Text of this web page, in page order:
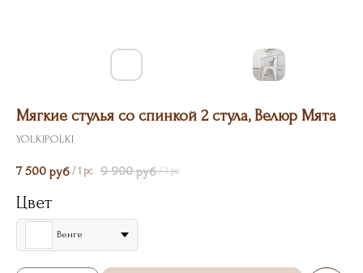
Мягкие стулья со спинкой 2 стула, Велюр Мята
YOLKIPOLKI
7 500 руб / 1 pc 9 900 руб / 1 pc
Цвет
Венге